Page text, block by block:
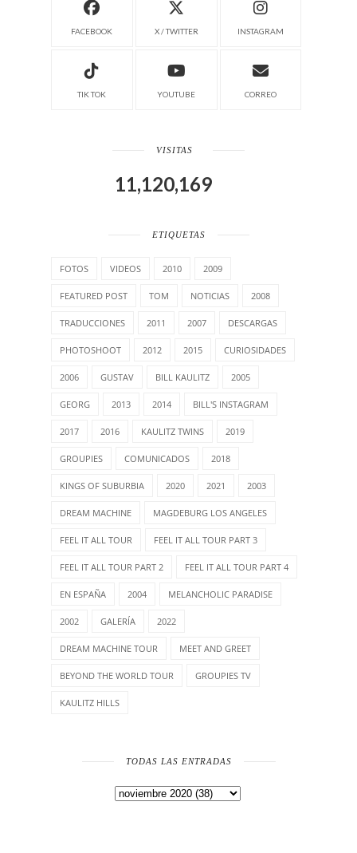
FACEBOOK X / TWITTER INSTAGRAM
TIK TOK YOUTUBE CORREO
VISITAS
11,120,169
ETIQUETAS
FOTOS VIDEOS 2010 2009
FEATURED POST TOM NOTICIAS 2008
TRADUCCIONES 2011 2007 DESCARGAS
PHOTOSHOOT 2012 2015 CURIOSIDADES
2006 GUSTAV BILL KAULITZ 2005
GEORG 2013 2014 BILL'S INSTAGRAM
2017 2016 KAULITZ TWINS 2019
GROUPIES COMUNICADOS 2018
KINGS OF SUBURBIA 2020 2021 2003
DREAM MACHINE MAGDEBURG LOS ANGELES
FEEL IT ALL TOUR FEEL IT ALL TOUR PART 3
FEEL IT ALL TOUR PART 2 FEEL IT ALL TOUR PART 4
EN ESPAÑA 2004 MELANCHOLIC PARADISE
2002 GALERÍA 2022
DREAM MACHINE TOUR MEET AND GREET
BEYOND THE WORLD TOUR GROUPIES TV
KAULITZ HILLS
TODAS LAS ENTRADAS